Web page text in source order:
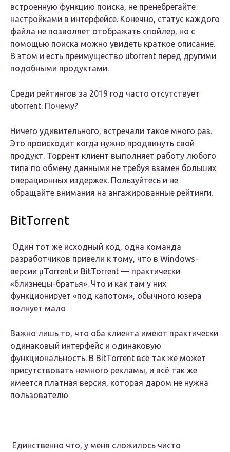
встроенную функцию поиска, не пренебрегайте
настройками в интерфейсе. Конечно, статус каждого
файла не позволяет отображать спойлер, но с
помощью поиска можно увидеть краткое описание.
В этом и есть преимущество utorrent перед другими
подобными продуктами.
Среди рейтингов за 2019 год часто отсутствует
utorrent. Почему?
Ничего удивительного, встречали такое много раз.
Это происходит когда нужно продвинуть свой
продукт. Торрент клиент выполняет работу любого
типа по обмену данными не требуя взамен больших
операционных издержек. Пользуйтесь и не
обращайте внимания на ангажированные рейтинги.
BitTorrent
Один тот же исходный код, одна команда
разработчиков привели к тому, что в Windows-
версии μTorrent и BitTorrent — практически
«близнецы-братья». Что и как там у них
функционирует «под капотом», обычного юзера
волнует мало
Важно лишь то, что оба клиента имеют практически
одинаковый интерфейс и одинаковую
функциональность. В BitTorrent всё так же может
присутствовать немного рекламы, и всё так же
имеется платная версия, которая даром не нужна
пользователю
Единственно что, у меня сложилось чисто